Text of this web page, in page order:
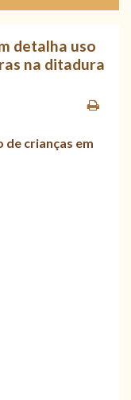
detalha uso
na ditadura
crianças em